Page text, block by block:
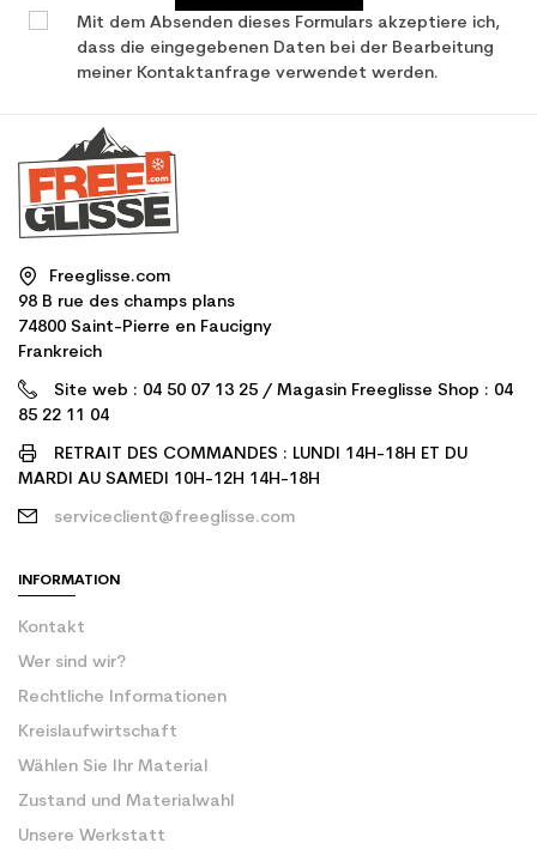
Mit dem Absenden dieses Formulars akzeptiere ich,
dass die eingegebenen Daten bei der Bearbeitung
meiner Kontaktanfrage verwendet werden.
Freeglisse.com
98 B rue des champs plans
74800 Saint-Pierre en Faucigny
Frankreich
Site web : 04 50 07 13 25 / Magasin Freeglisse Shop : 04
85 22 11 04
RETRAIT DES COMMANDES : LUNDI 14H-18H ET DU
MARDI AU SAMEDI 10H-12H 14H-18H
serviceclient@freeglisse.com
INFORMATION
Kontakt
Wer sind wir?
Rechtliche Informationen
Kreislaufwirtschaft
Wählen Sie Ihr Material
Zustand und Materialwahl
Unsere Werkstatt